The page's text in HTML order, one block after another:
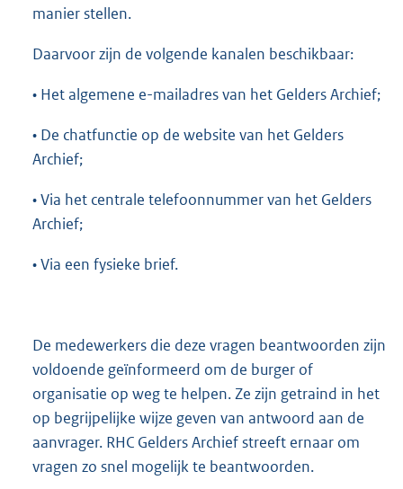
manier stellen.
Daarvoor zijn de volgende kanalen beschikbaar:
• Het algemene e-mailadres van het Gelders Archief;
• De chatfunctie op de website van het Gelders
Archief;
• Via het centrale telefoonnummer van het Gelders
Archief;
• Via een fysieke brief.
De medewerkers die deze vragen beantwoorden zijn
voldoende geïnformeerd om de burger of
organisatie op weg te helpen. Ze zijn getraind in het
op begrijpelijke wijze geven van antwoord aan de
aanvrager. RHC Gelders Archief streeft ernaar om
vragen zo snel mogelijk te beantwoorden.